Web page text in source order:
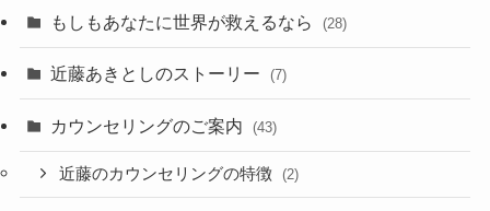
もしもあなたに世界が救えるなら (28)
近藤あきとしのストーリー (7)
カウンセリングのご案内 (43)
近藤のカウンセリングの特徴 (2)